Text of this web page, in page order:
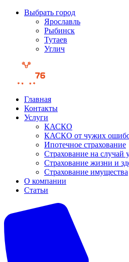
Выбрать город
Ярославль
Рыбинск
Тутаев
Углич
Главная
Контакты
Услуги
КАСКО
КАСКО от чужих
Ипотечное страхование
Страхование на случай
Страхование жизни и
Страхование имущества
О компании
Статьи